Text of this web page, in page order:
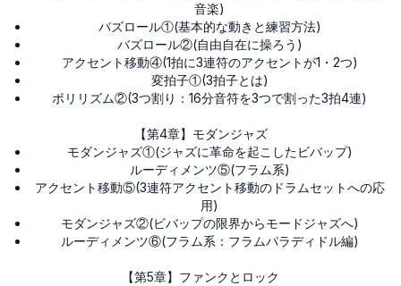
音楽)
バズロール①(基本的な動きと練習方法)
バズロール②(自由自在に操ろう)
アクセント移動④(1拍に3連符のアクセントが1・2つ)
変拍子①(3拍子とは)
ポリリズム②(3つ割り：16分音符を3つで割った3拍4連)
【第4章】モダンジャズ
モダンジャズ①(ジャズに革命を起こしたビバップ)
ルーディメンツ⑤(フラム系)
アクセント移動⑤(3連符アクセント移動のドラムセットへの応
用)
モダンジャズ②(ビバップの限界からモードジャズへ)
ルーディメンツ⑥(フラム系：フラムパラディドル編)
【第5章】ファンクとロック